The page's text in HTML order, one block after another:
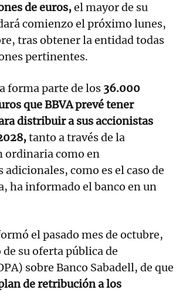
de euros,el mayor de su
comienzo el próximo lunes,
tras obtener la entidad todas
pertinentes.
forma parte de los 36.000
que BBVA prevé tener
distribuir a sus accionistas
tanto a través de la
ordinaria como en
como es el caso de
ha informado el banco en un
el pasado mes de octubre,
su oferta pública de
sobre Banco Sabadell, de que
de retribución a los